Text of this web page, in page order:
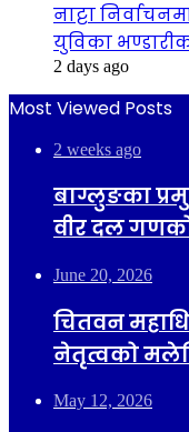
नाट्टा
युविका
2 days ago
Most Viewed Posts
2 weeks ago
बाग्लुङका
वीर दल
June 20, 2026
चितवन
नेतृत्वको
May 12, 2026